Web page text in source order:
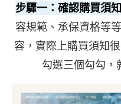
步驟一：確認購買須知
容規範、承保資格等
容，實際上購買須知
勾選三個勾勾，